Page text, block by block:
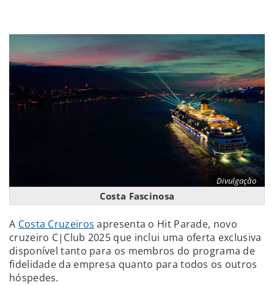
Divulgação
Costa Fascinosa
A Costa Cruzeiros apresenta o Hit Parade, novo
cruzeiro C|Club 2025 que inclui uma oferta exclusiva
disponível tanto para os membros do programa de
fidelidade da empresa quanto para todos os outros
hóspedes.